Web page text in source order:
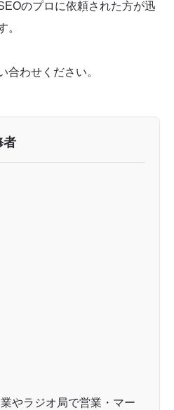
のプロに依頼された方が迅
。
合わせください。
者
やラジオ局で営業・マー